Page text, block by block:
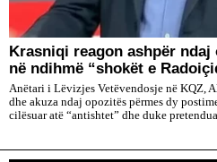
​Krasniqi reagon ashpër
në ndihmë “shokët e
Anëtari i Lëvizjes Vetëvendosje në KQZ,
dhe akuza ndaj opozitës përmes dy
cilësuar atë “antishtet” dhe duke